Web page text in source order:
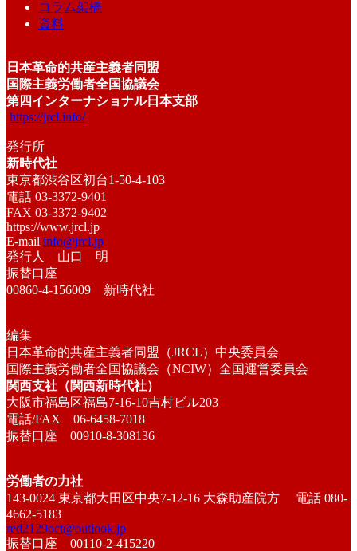
コラム架橋
資料
日本革命的共産主義者同盟
国際主義労働者全国協議会
第四インターナショナル日本支部
https://jrcl.info/
発行所
新時代社
東京都渋谷区初台1-50-4-103
電話 03-3372-9401
FAX 03-3372-9402
https://www.jrcl.jp
E-mail info@jrcl.jp
発行人 山口 明
振替口座
00860-4-156009 新時代社
編集
日本革命的共産主義者同盟（JRCL）中央委員会
国際主義労働者全国協議会（NCIW）全国運営委員会
関西支社（関西新時代社）
大阪市福島区福島7-16-10吉村ビル203
電話/FAX 06-6458-7018
振替口座 00910-8-308136
労働者の力社
143-0024 東京都大田区中央7-12-16 大森助産院方 電話 080-
4662-5183
red2129oct@outlook.jp
振替口座 00110-2-415220